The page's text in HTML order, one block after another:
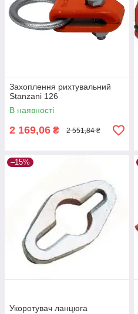
Захоплення рихтувальний
Stanzani 126
В наявності
2 169,06 ₴ 2 551,84 ₴
–15%
Укоротувач ланцюга